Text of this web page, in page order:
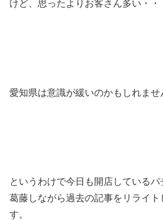
けど、思ったよりお客さん多い・・
愛知県は意識が緩いのかもしれませ
というわけで今日も開店している
葛藤しながら過去の記事をリライト
す。